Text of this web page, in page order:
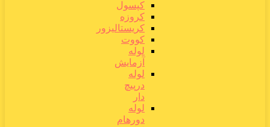
کپسول
کروزه
کریستالیزور
کووت
لوله
آزمایش
لوله
درپیچ
دار
لوله
دورهام